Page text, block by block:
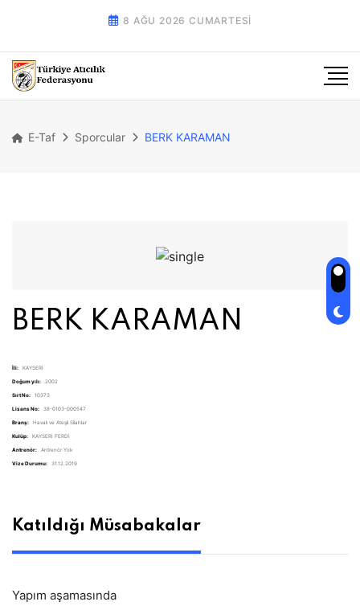
8 AĞU 2026 CUMARTESI
E-Taf Sporcular BERK KARAMAN
BERK KARAMAN
İli: KAYSERİ
Doğum yılı: 2002
Sırt No: 10373
Lisans No: 38-0103-000547
Branş: Havalı ve Ateşli Silahlar
Kulüp: KAYSERİ FERDİ
Antrenör: Antrenör Yok
Vize Durumu: 31.12.2019
Katıldığı Müsabakalar
Yapım aşamasında